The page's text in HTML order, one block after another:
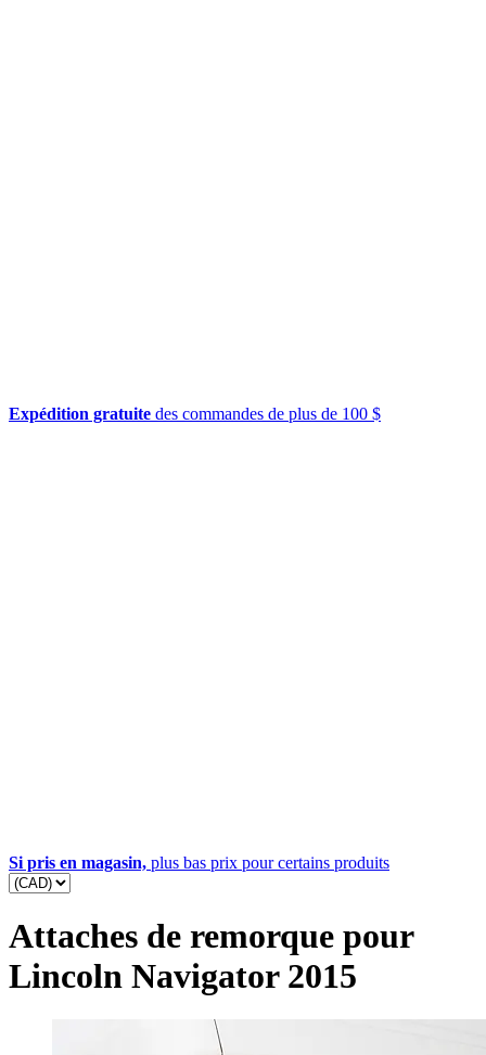
Expédition gratuite des commandes de plus de 100 $
Si pris en magasin, plus bas prix pour certains produits
Attaches de remorque pour
Lincoln Navigator 2015